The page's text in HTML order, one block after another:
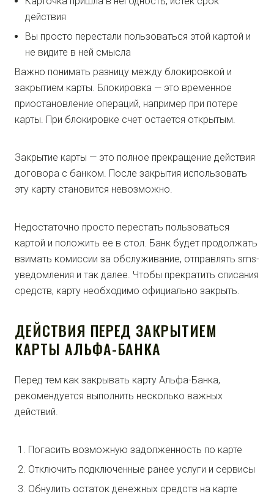
действия
Вы просто перестали пользоваться этой картой и
не видите в ней смысла
Важно понимать разницу между блокировкой и
закрытием карты. Блокировка — это временное
приостановление операций, например при потере
карты. При блокировке счет остается открытым.
Закрытие карты — это полное прекращение действия
договора с банком. После закрытия использовать
эту карту становится невозможно.
Недостаточно просто перестать пользоваться
картой и положить ее в стол. Банк будет продолжать
взимать комиссии за обслуживание, отправлять sms-
уведомления и так далее. Чтобы прекратить списания
средств, карту необходимо официально закрыть.
ДЕЙСТВИЯ ПЕРЕД ЗАКРЫТИЕМ
КАРТЫ АЛЬФА-БАНКА
Перед тем как закрывать карту Альфа-Банка,
рекомендуется выполнить несколько важных
действий.
Погасить возможную задолженность по карте
Отключить подключенные ранее услуги и сервисы
Обнулить остаток денежных средств на карте